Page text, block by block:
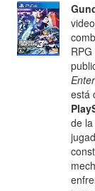
está
de